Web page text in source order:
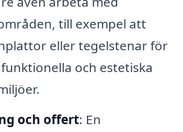
till exempel att
eller tegelstenar för
och estetiska
och offert: En